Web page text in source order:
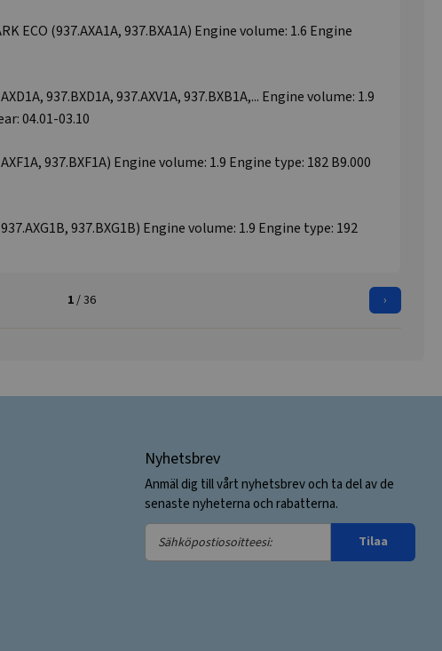
ECO (937.AXA1A, 937.BXA1A) Engine volume: 1.6 Engine
937.BXD1A, 937.AXV1A, 937.BXB1A,... Engine volume: 1.9
04.01-03.10
937.BXF1A) Engine volume: 1.9 Engine type: 182 B9.000
937.BXG1B) Engine volume: 1.9 Engine type: 192
1/ 36 ›
Nyhetsbrev
Anmäl dig till vårt nyhetsbrev och ta del av de
senaste nyheterna och rabatterna.
Sähköpostiosoitteesi:
Tilaa